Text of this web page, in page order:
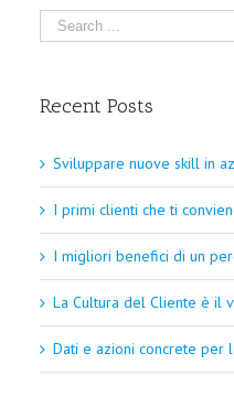
Recent Posts
Sviluppare nuove skill in
I primi clienti che ti
I migliori benefici di un
La Cultura del Cliente è il
Dati e azioni concrete per